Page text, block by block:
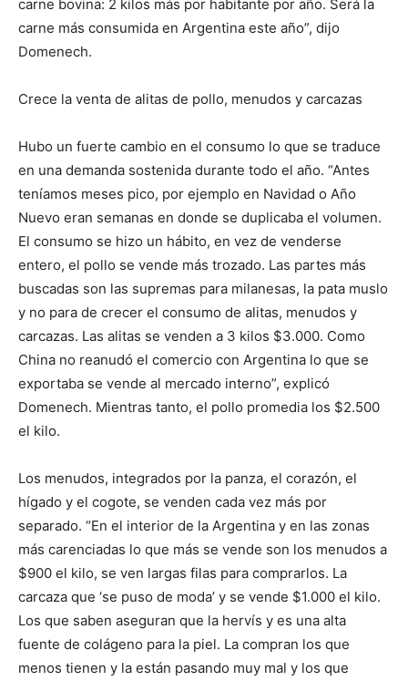
carne bovina: 2 kilos más por habitante por año. Será la
carne más consumida en Argentina este año”, dijo
Domenech.
Crece la venta de alitas de pollo, menudos y carcazas
Hubo un fuerte cambio en el consumo lo que se traduce
en una demanda sostenida durante todo el año. “Antes
teníamos meses pico, por ejemplo en Navidad o Año
Nuevo eran semanas en donde se duplicaba el volumen.
El consumo se hizo un hábito, en vez de venderse
entero, el pollo se vende más trozado. Las partes más
buscadas son las supremas para milanesas, la pata muslo
y no para de crecer el consumo de alitas, menudos y
carcazas. Las alitas se venden a 3 kilos $3.000. Como
China no reanudó el comercio con Argentina lo que se
exportaba se vende al mercado interno”, explicó
Domenech. Mientras tanto, el pollo promedia los $2.500
el kilo.
Los menudos, integrados por la panza, el corazón, el
hígado y el cogote, se venden cada vez más por
separado. “En el interior de la Argentina y en las zonas
más carenciadas lo que más se vende son los menudos a
$900 el kilo, se ven largas filas para comprarlos. La
carcaza que ‘se puso de moda’ y se vende $1.000 el kilo.
Los que saben aseguran que la hervís y es una alta
fuente de colágeno para la piel. La compran los que
menos tienen y la están pasando muy mal y los que